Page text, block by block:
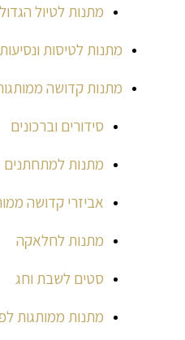
מתנות לטיול הגדול
מתנות לטיסות ונסיעות
מתנות קדושה
סידורים וברכונים
מתנות למתחתנים
אביזרי קדושה
מתנות לחלאקה
סטים לשבת וחג
מתנות ממותגות